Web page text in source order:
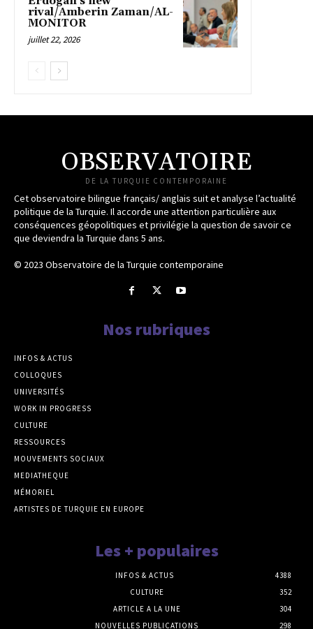
rival/Amberin Zaman/AL-
MONITOR
juillet 22, 2026
OBSERVATOIRE
DE LA TURQUIE CONTEMPORAINE
Cet observatoire bilingue français/ anglais suit et analyse l’actualité
politique de la Turquie. Il accorde une attention particulière aux
conséquences géopolitiques et privilégie la question de savoir ce
que deviendra la Turquie dans 5 ans.
© 2023 Observatoire de la Turquie contemporaine
Nos rubriques
INFOS & ACTUS
COLLOQUES
UNIVERSITÉS
WORK IN PROGRESS
CULTURE
RESSOURCES
MOUVEMENTS SOCIAUX
MEDIATHEQUE
MÉMORIEL
ARTISTES DE TURQUIE EN EUROPE
Les + populaires
INFOS & ACTUS
4388
CULTURE
352
ARTICLE A LA UNE
304
NOUVELLES PUBLICATIONS
298